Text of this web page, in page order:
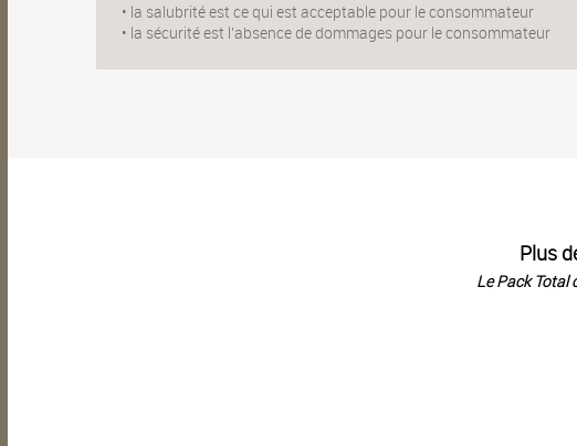
• la salubrité est ce qui est acceptable pour le consommateur
• la sécurité est l'absence de dommages pour le consommateur
Plus
Le Pack Total